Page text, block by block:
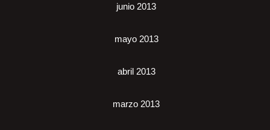
junio 2013
mayo 2013
abril 2013
marzo 2013